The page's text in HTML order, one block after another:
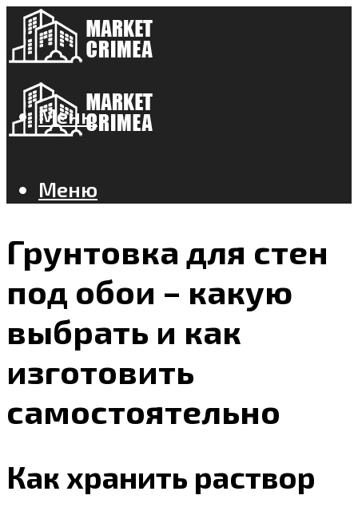
Меню
Меню
Грунтовка для стен
под обои – какую
выбрать и как
изготовить
самостоятельно
Как хранить раствор